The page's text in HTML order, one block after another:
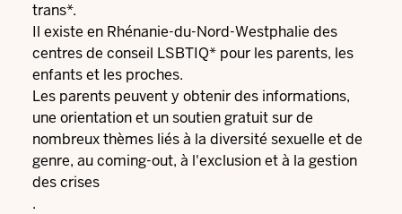
trans*.
Il existe en Rhénanie-du-Nord-Westphalie des
centres de conseil LSBTIQ* pour les parents, les
enfants et les proches.
Les parents peuvent y obtenir des informations,
une orientation et un soutien gratuit sur de
nombreux thèmes liés à la diversité sexuelle et de
genre, au coming-out, à l'exclusion et à la gestion
des crises
.